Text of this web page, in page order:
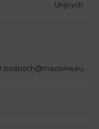
Unijnych
r.bodzioch@mazowia.eu